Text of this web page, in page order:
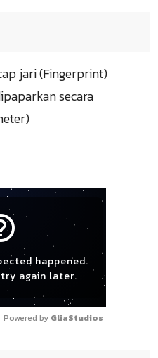
jari (Fingerprint)
secara
happened.
again later.
Powered by GliaStudios